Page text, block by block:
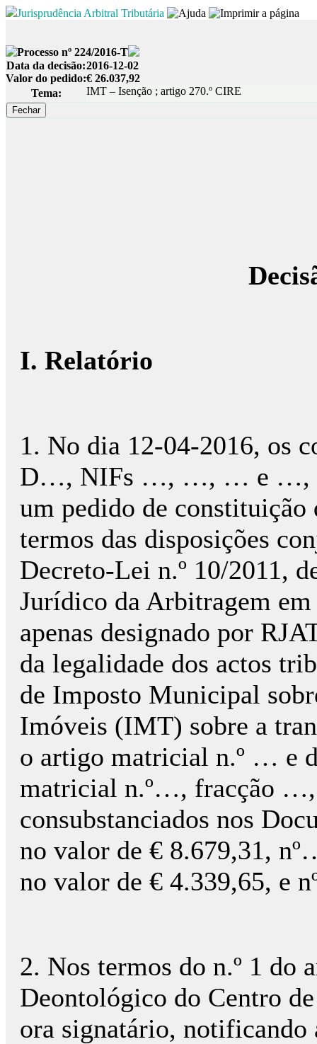
Jurisprudência Arbitral Tributária
Processo nº 224/2016-T
Data da decisão:2016-12-02
Valor do pedido:€ 26.037,92
Tema:
IMT – Isenção ; artigo 270.º CIRE
I. Relatório
1. No dia 12-04-2016,
D…, NIFs …, …, … e …,
um pedido de
termos das disposições
Decreto-Lei n.º 10/2011,
Jurídico da Arbitragem
apenas designado por
da legalidade dos actos
de Imposto Municipal
Imóveis (IMT) sobre a
o artigo matricial n.º … e
matricial n.º…, fracção …,
consubstanciados nos
no valor de € 8.679,31,
no valor de € 4.339,65, e
2. Nos termos do n.º 1 do
Deontológico do Centro
ora signatário, notificando